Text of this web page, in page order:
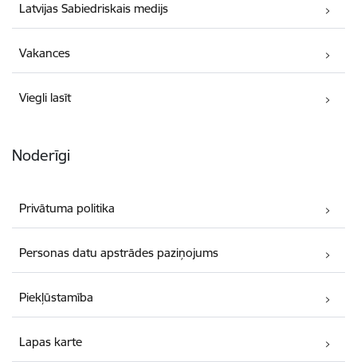
Latvijas Sabiedriskais medijs
Vakances
Viegli lasīt
Noderīgi
Privātuma politika
Personas datu apstrādes paziņojums
Piekļūstamība
Lapas karte